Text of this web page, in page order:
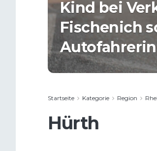
Kind bei
Fischenich
Startseite Kategorie Region
Hürth